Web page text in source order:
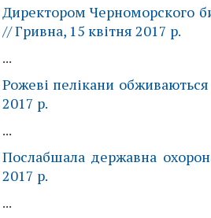
Директором Черноморского
// Гривна, 15 квітня 2017 р.
...
Рожеві пелікани
2017 р.
...
Послабшала державна
2017 р.
...